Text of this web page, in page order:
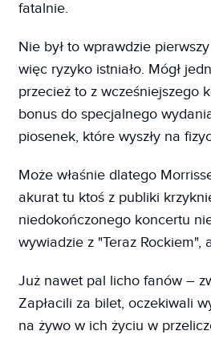
fatalnie.
Nie był to wprawdzie
więc ryzyko istniało. Mógł
przecież to z wcześniejszego
bonus do specjalnego
piosenek, które wyszły na
Może właśnie dlatego
akurat tu ktoś z publiki
niedokończonego koncertu
wywiadzie z "Teraz Rockiem",
Już nawet pal licho fanów –
Zapłacili za bilet, oczekiwali
na żywo w ich życiu w